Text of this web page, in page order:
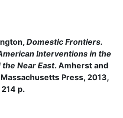
Domestic Frontiers.
Interventions in the
Near East. Amherst and
Press, 2013,
214 р.